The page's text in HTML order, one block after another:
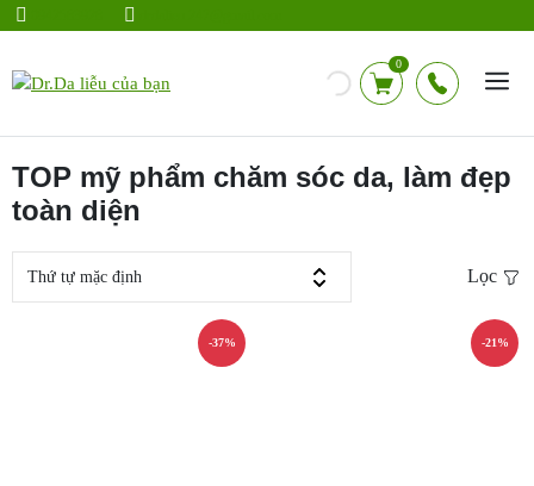
Chuyển
dung
0
TOP mỹ phẩm chăm sóc da, làm đẹp
toàn diện
Lọc
-37% -21%